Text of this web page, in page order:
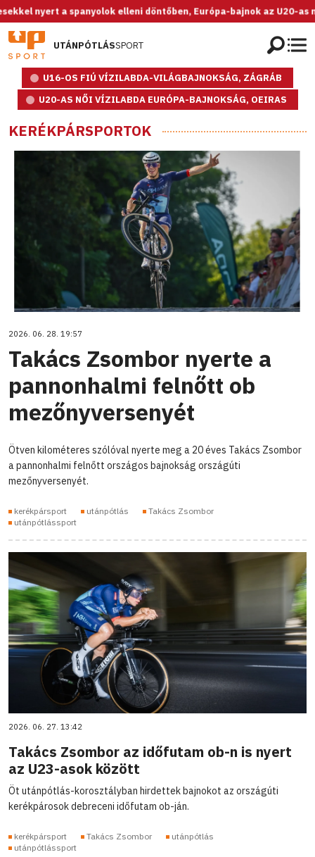
elleni döntőben, Európa-bajnok az U20-as női válogatott!
UTÁNPÓTLÁSSPORT
U16-OS FIÚ VÍZILABDA-VILÁGBAJNOKSÁG, ZÁGRÁB
U20-AS NŐI VÍZILABDA EURÓPA-BAJNOKSÁG, OEIRAS
KERÉKPÁRSPORTOK
2026. 06. 28. 19:57
Takács Zsombor nyerte a
pannonhalmi felnőtt ob
mezőnyversenyét
Ötven kilométeres szólóval nyerte meg a 20 éves Takács Zsombor
a pannonhalmi felnőtt országos bajnokság országúti
mezőnyversenyét.
kerékpársport utánpótlás
Takács Zsombor
utánpótlássport
2026. 06. 27. 13:42
Takács Zsombor az időfutam ob-n is nyert
az U23-asok között
Öt utánpótlás-korosztályban hirdettek bajnokot az országúti
kerékpárosok debreceni időfutam ob-ján.
kerékpársport Takács Zsombor
utánpótlás
utánpótlássport